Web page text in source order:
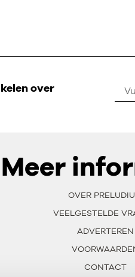
over
Meer
OVER
VEELGESTELDE
ADVERTEREN
CONTACT